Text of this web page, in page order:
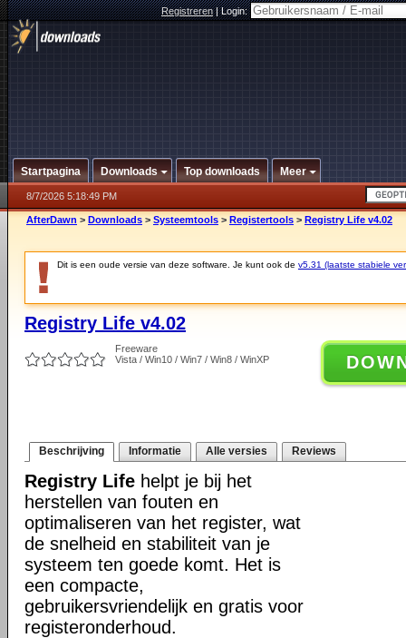
Registreren|Login:
Startpagina Downloads Top downloads Meer
8/7/2026 5:18:49 PM
AfterDawn > Downloads > Systeemtools > Registertools > Registry Life v4.02
Dit is een oude versie van deze software. Je kunt ook de v5.31 (laatste stabiele
Registry Life v4.02
Freeware
Vista / Win10 / Win7 / Win8 / WinXP
Beschrijving Informatie Alle versies Reviews
Registry Life helpt je bij het
herstellen van fouten en
optimaliseren van het register, wat
de snelheid en stabiliteit van je
systeem ten goede komt. Het is
een compacte,
gebruikersvriendelijk en gratis voor
registeronderhoud.